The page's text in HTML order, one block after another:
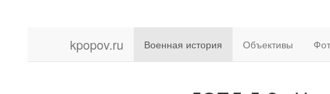
kpopov.ru Военная история Объективы